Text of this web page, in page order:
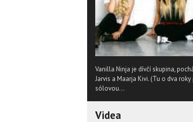
Vanilla Ninja je dívčí skupina,
Jarvis a Maarja Kivi. (Tu o dva
sólovou...
Videa